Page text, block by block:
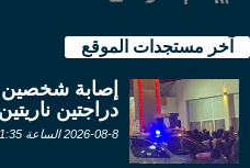
آخر مستجدات الموقع
إصابة
دراجتين
2026-08-8 الساعة 21:35